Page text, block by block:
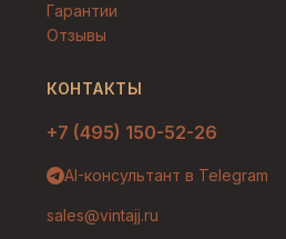
Гарантии
Отзывы
КОНТАКТЫ
+7 (495) 150-52-26
AI-консультант в Telegram
sales@vintajj.ru